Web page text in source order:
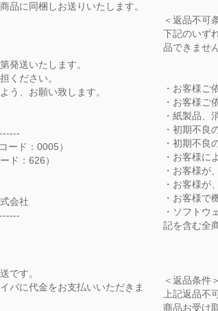
品に同梱しお送りいたします。
発送いたします。
ください。
う、お願い致します。
ード：0005）
ド：626）
会社
です。
バに代金をお支払いいただきま
＜返品不可
下記のいず
品できません
・お客様ご
・お客様ご
・紙製品、
・初期不良
・初期不良
・お客様に
・お客様が
・お客様が
・お客様で
・ソフトウ
記を含む全
＜返品条件＞
上記返品不
商品お受け